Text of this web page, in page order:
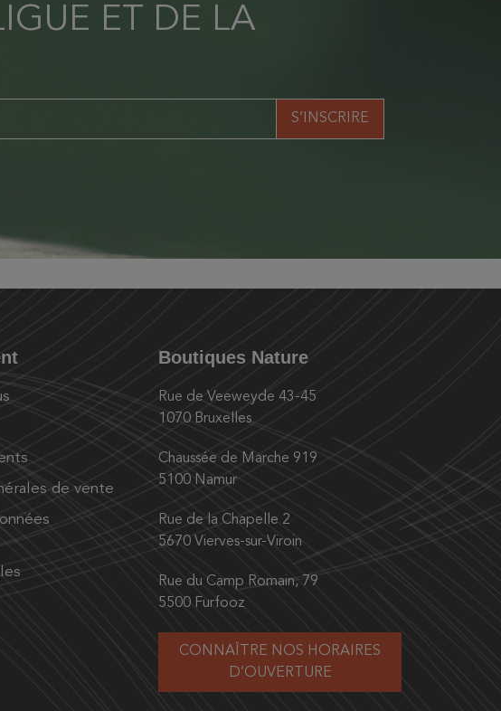
ET DE LA
de vente
Boutiques Nature
Rue de Veeweyde 43-45
1070 Bruxelles
Chaussée de Marche 919
5100 Namur
Rue de la Chapelle 2
5670 Vierves-sur-Viroin
Rue du Camp Romain, 79
5500 Furfooz
CONNAÎTRE NOS HORAIRES
D’OUVERTURE